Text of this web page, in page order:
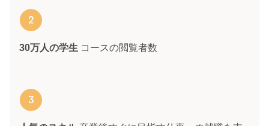
30万人の学生 ​ コースの閲覧者数